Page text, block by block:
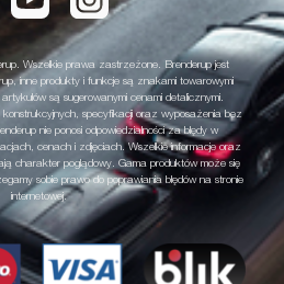
Wszelkie prawa zastrzeżone. Brenderup jest
inne produkty i funkcje są znakami towarowymi
są sugerowanymi cenami detalicznymi.
specyfikacji oraz wyposażenia bez
nie ponosi odpowiedzialności za błędy w
cenach i zdjęciach. Wszelkie informacje oraz
charakter poglądowy. Gama produktów może się
sobie prawo do poprawiania błędów na stronie
internetowej.